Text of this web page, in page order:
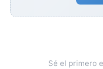
Sé el primero